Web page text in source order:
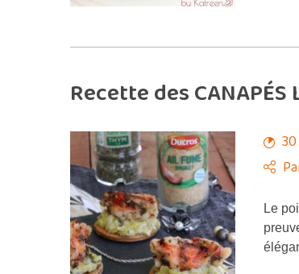
Recette des
Le